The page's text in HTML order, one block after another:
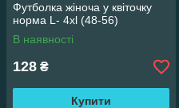
Футболка жіноча у квіточку
норма L- 4xl (48-56)
В наявності
128 ₴
Купити